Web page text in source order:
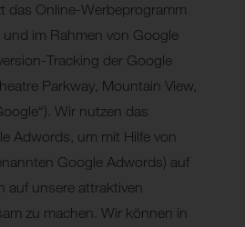
das Online-Werbeprogramm
und im Rahmen von Google
Tracking der Google
Parkway, Mountain View,
Wir nutzen das
Adwords, um mit Hilfe von
Google Adwords) auf
auf unsere attraktiven
zu machen. Wir können in